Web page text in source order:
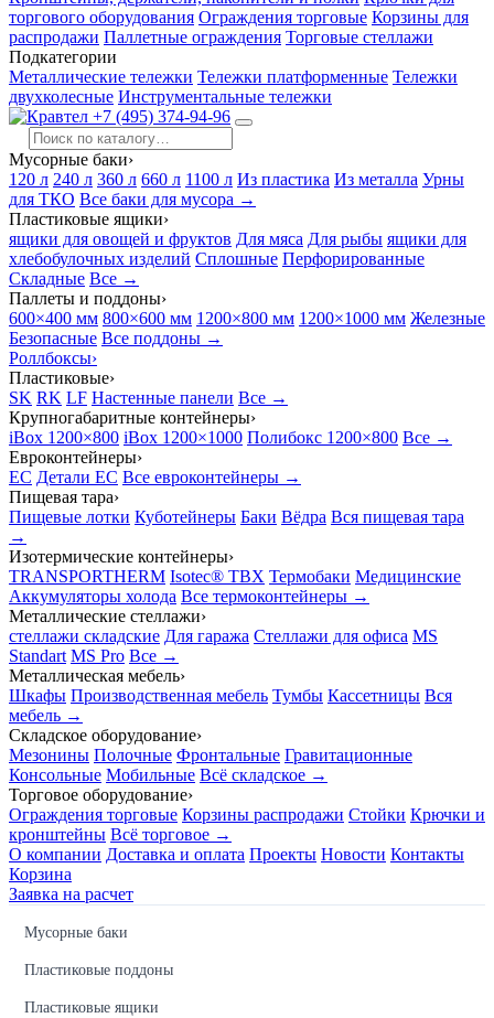
торгового оборудования Ограждения торговые Корзины для
распродажи Паллетные ограждения Торговые стеллажи
Подкатегории
Металлические тележки Тележки платформенные Тележки
двухколесные Инструментальные тележки
+7 (495) 374-94-96
Мусорные баки›
120 л 240 л 360 л 660 л 1100 л Из пластика Из металла Урны
для ТКО Все баки для мусора →
Пластиковые ящики›
ящики для овощей и фруктов Для мяса Для рыбы ящики для
хлебобулочных изделий Сплошные Перфорированные
Складные Все →
Паллеты и поддоны›
600×400 мм 800×600 мм 1200×800 мм 1200×1000 мм Железные
Безопасные Все поддоны →
Роллбоксы›
Пластиковые›
SK RK LF Настенные панели Все →
Крупногабаритные контейнеры›
iBox 1200×800 iBox 1200×1000 Полибокс 1200×800 Все →
Евроконтейнеры›
EC Детали EC Все евроконтейнеры →
Пищевая тара›
Пищевые лотки Куботейнеры Баки Вёдра Вся пищевая тара
→
Изотермические контейнеры›
TRANSPORTHERM Isotec® TBX Термобаки Медицинские
Аккумуляторы холода Все термоконтейнеры →
Металлические стеллажи›
стеллажи складские Для гаража Стеллажи для офиса MS
Standart MS Pro Все →
Металлическая мебель›
Шкафы Производственная мебель Тумбы Кассетницы Вся
мебель →
Складское оборудование›
Мезонины Полочные Фронтальные Гравитационные
Консольные Мобильные Всё складское →
Торговое оборудование›
Ограждения торговые Корзины распродажи Стойки Крючки и
кронштейны Всё торговое →
О компании Доставка и оплата Проекты Новости Контакты
Корзина
Заявка на расчет
Мусорные баки
Пластиковые поддоны
Пластиковые ящики